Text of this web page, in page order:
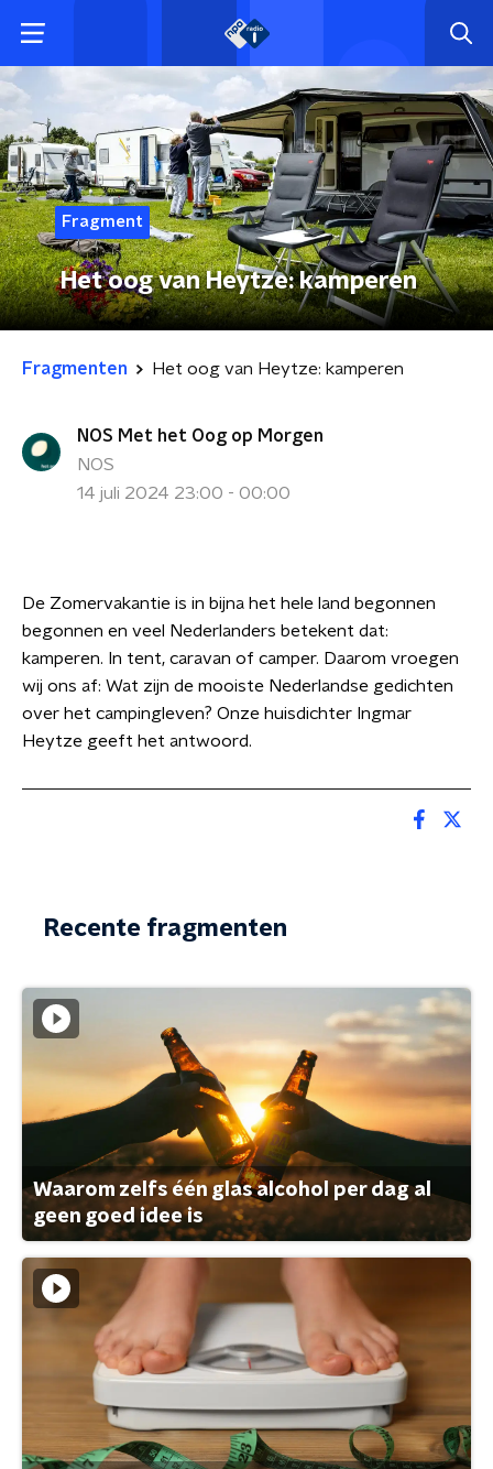
Fragment
Het oog van Heytze: kamperen
Fragmenten Het oog van Heytze: kamperen
NOS Met het Oog op Morgen
NOS
14 juli 2024 23:00 - 00:00
De Zomervakantie is in bijna het hele land begonnen
begonnen en veel Nederlanders betekent dat:
kamperen. In tent, caravan of camper. Daarom vroegen
wij ons af: Wat zijn de mooiste Nederlandse gedichten
over het campingleven? Onze huisdichter Ingmar
Heytze geeft het antwoord.
Recente fragmenten
Waarom zelfs één glas alcohol per dag al
geen goed idee is